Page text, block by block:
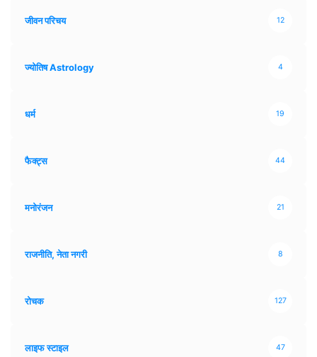
जीवन परिचय 12
ज्योतिष Astrology 4
धर्म 19
फैक्ट्स 44
मनोरंजन 21
राजनीति, नेता नगरी 8
रोचक 127
लाइफ स्टाइल 47